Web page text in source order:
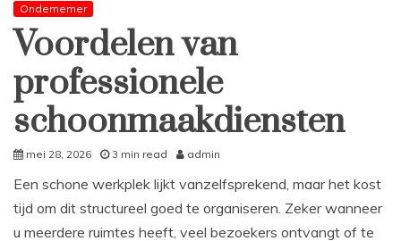
Ondernemer
Voordelen van
professionele
schoonmaakdiensten
mei 28, 2026 3 min read admin
Een schone werkplek lijkt vanzelfsprekend, maar het kost
tijd om dit structureel goed te organiseren. Zeker wanneer
u meerdere ruimtes heeft, veel bezoekers ontvangt of te